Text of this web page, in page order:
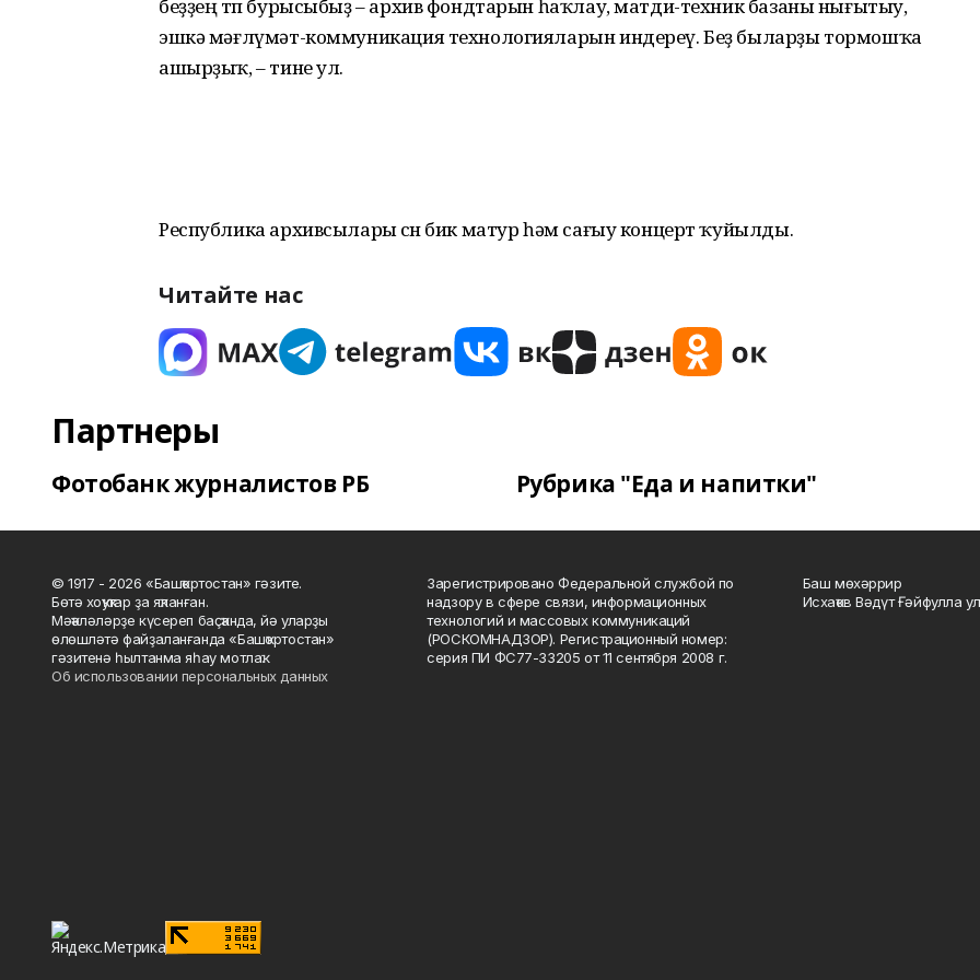
беҙҙең төп бурысыбыҙ – архив фондтарын һаҡлау, матди-техник базаны нығытыу,
эшкә мәғлүмәт-коммуникация технологияларын инде­реү. Беҙ быларҙы тормошҡа
ашырҙыҡ, – тине ул.
Республика архивсылары өсөн бик матур һәм сағыу концерт ҡуйылды.
Читайте нас
Партнеры
Фотобанк журналистов РБ Рубрика "Еда и напитки"
© 1917 - 2026 «Башҡортостан» гәзите.
Бөтә хоҡуҡтар ҙа яҡланған.
Мәҡәләләрҙе күсереп баҫҡанда, йә уларҙы
өлөшләтә файҙаланғанда «Башҡортостан»
гәзитенә һылтанма яһау мотлаҡ.
Об использовании персональных данных
Зарегистрировано Федеральной службой по
надзору в сфере связи, информационных
технологий и массовых коммуникаций
(РОСКОМНАДЗОР). Регистрационный номер:
серия ПИ ФС77-33205 от 11 сентября 2008 г.
Баш мөхәррир
Исхаҡов Вәдүт Ғәйфулла